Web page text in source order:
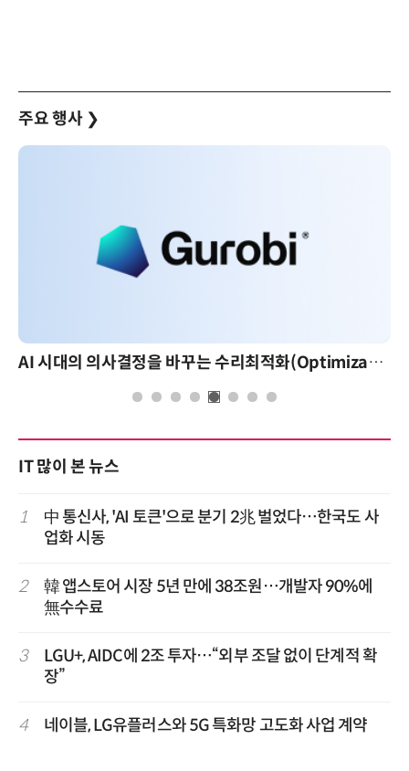
주요 행사 ❯
AI 시대의 의사결정을 바꾸는 수리최적화(Optimization): 실제 산업 적용 사례와 활용 전략
IT 많이 본 뉴스
1
中 통신사, 'AI 토큰'으로 분기 2兆 벌었다…한국도 사
업화 시동
2
韓 앱스토어 시장 5년 만에 38조원…개발자 90%에
無수수료
3
LGU+, AIDC에 2조 투자…“외부 조달 없이 단계적 확
장”
4 네이블, LG유플러스와 5G 특화망 고도화 사업 계약